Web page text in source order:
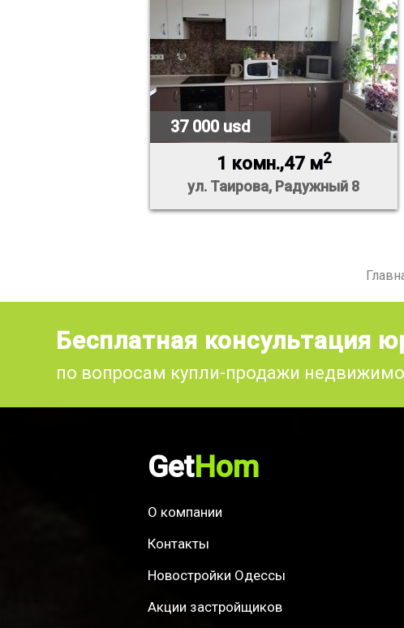
37 000 usd
1 комн.,47 м2
ул. Таирова, Радужный 8
Бесплатная консультация
по вопросам купли-продажи
GetHom
О компании
Контакты
Новостройки Одессы
Акции застройщиков